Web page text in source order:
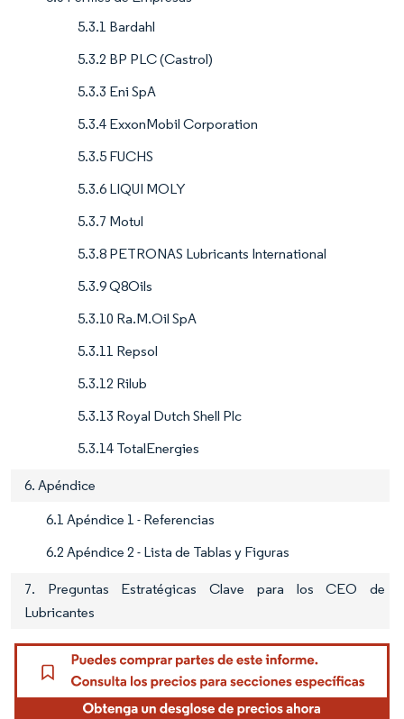
5.3.1 Bardahl
5.3.2 BP PLC (Castrol)
5.3.3 Eni SpA
5.3.4 ExxonMobil Corporation
5.3.5 FUCHS
5.3.6 LIQUI MOLY
5.3.7 Motul
5.3.8 PETRONAS Lubricants International
5.3.9 Q8Oils
5.3.10 Ra.M.Oil SpA
5.3.11 Repsol
5.3.12 Rilub
5.3.13 Royal Dutch Shell Plc
5.3.14 TotalEnergies
6. Apéndice
6.1 Apéndice 1 - Referencias
6.2 Apéndice 2 - Lista de Tablas y Figuras
7. Preguntas Estratégicas Clave para los CEO de
Lubricantes